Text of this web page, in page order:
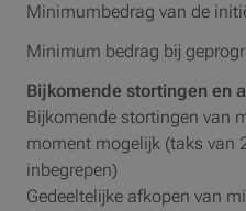
Minimumbedrag van de
Minimum bedrag bij
Bijkomende stortingen en
Bijkomende stortingen van
moment mogelijk (taks van
inbegrepen)
Gedeeltelijke afkopen van